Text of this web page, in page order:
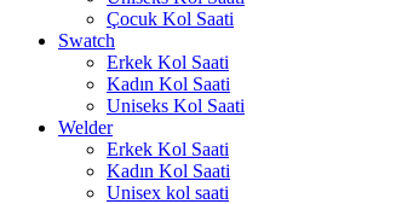
Çocuk Kol Saati
Swatch
Erkek Kol Saati
Kadın Kol Saati
Uniseks Kol Saati
Welder
Erkek Kol Saati
Kadın Kol Saati
Unisex kol saati